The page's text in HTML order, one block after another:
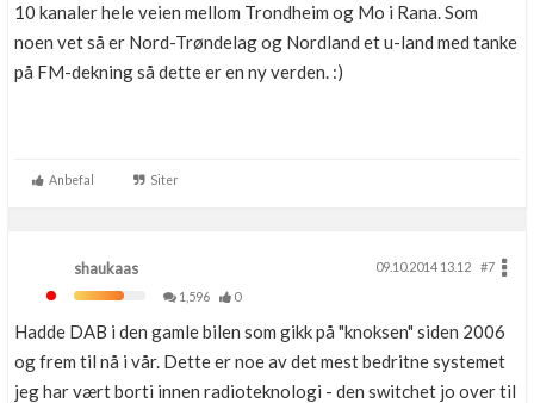
10 kanaler hele veien mellom Trondheim og Mo i Rana. Som
noen vet så er Nord-Trøndelag og Nordland et u-land med tanke
på FM-dekning så dette er en ny verden. :)
Anbefal Siter
shaukaas 09.10.2014 13.12
#7
1,596
0
Hadde DAB i den gamle bilen som gikk på "knoksen" siden 2006
og frem til nå i vår. Dette er noe av det mest bedritne systemet
jeg har vært borti innen radioteknologi - den switchet jo over til